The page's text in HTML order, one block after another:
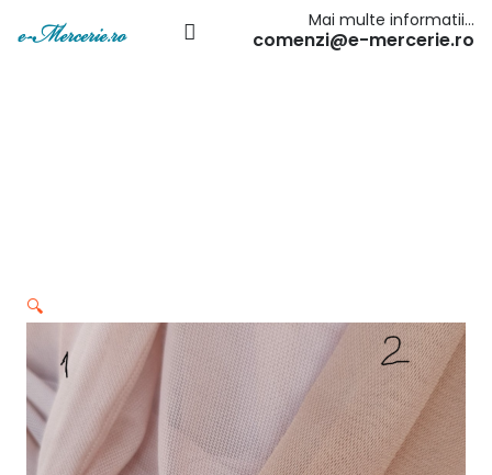
Mai multe informatii…
comenzi@e-mercerie.ro
🔍